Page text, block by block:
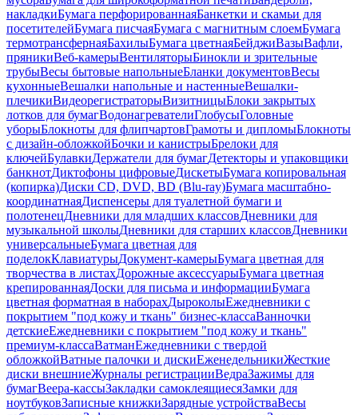
накладкиБумага перфорированнаяБанкетки и скамьи для
посетителейБумага писчаяБумага с магнитным слоемБумага
термотрансфернаяБахилыБумага цветнаяБейджиВазыВафли,
пряникиВеб-камерыВентиляторыБинокли и зрительные
трубыВесы бытовые напольныеБланки документовВесы
кухонныеВешалки напольные и настенныеВешалки-
плечикиВидеорегистраторыВизитницыБлоки закрытых
лотков для бумагВодонагревателиГлобусыГоловные
уборыБлокноты для флипчартовГрамоты и дипломыБлокноты
с дизайн-обложкойБочки и канистрыБрелоки для
ключейБулавкиДержатели для бумагДетекторы и упаковщики
банкнотДиктофоны цифровыеДискетыБумага копировальная
(копирка)Диски CD, DVD, BD (Blu-ray)Бумага масштабно-
координатнаяДиспенсеры для туалетной бумаги и
полотенецДневники для младших классовДневники для
музыкальной школыДневники для старших классовДневники
универсальныеБумага цветная для
поделокКлавиатурыДокумент-камерыБумага цветная для
творчества в листахДорожные аксессуарыБумага цветная
крепированнаяДоски для письма и информацииБумага
цветная форматная в наборахДыроколыЕжедневники с
покрытием "под кожу и ткань" бизнес-классаВанночки
детскиеЕжедневники с покрытием "под кожу и ткань"
премиум-классаВатманЕжедневники с твердой
обложкойВатные палочки и дискиЕженедельникиЖесткие
диски внешниеЖурналы регистрацииВедраЗажимы для
бумагВеера-кассыЗакладки самоклеящиесяЗамки для
ноутбуковЗаписные книжкиЗарядные устройстваВесы